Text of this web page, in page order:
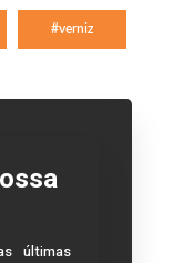
#verniz
últimas